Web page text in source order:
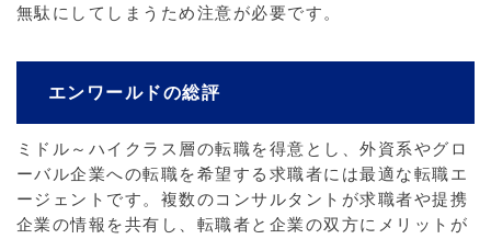
無駄にしてしまうため注意が必要です。
エンワールドの総評
ミドル～ハイクラス層の転職を得意とし、外資系やグロ
ーバル企業への転職を希望する求職者には最適な転職エ
ージェントです。複数のコンサルタントが求職者や提携
企業の情報を共有し、転職者と企業の双方にメリットが